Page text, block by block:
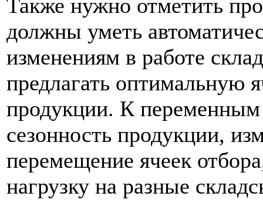
Также нужно отметить
должны уметь
изменениям в работе
предлагать оптимальную
продукции. К
сезонность продукции,
перемещение ячеек
нагрузку на разные